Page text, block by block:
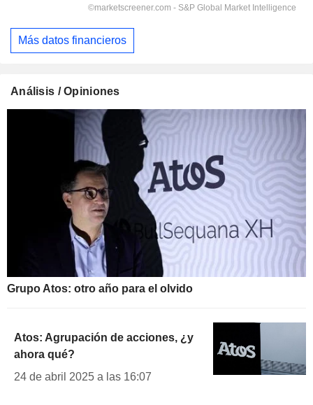
Más datos financieros
Análisis / Opiniones
Grupo Atos: otro año para el olvido
Atos: Agrupación de acciones, ¿y
ahora qué?
24 de abril 2025 a las 16:07